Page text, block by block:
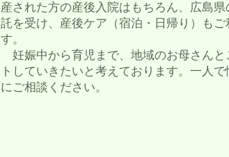
産された方の産後入院はもちろん、広島
託を受け、産後ケア（宿泊・日帰り）もご
す。
妊娠中から育児まで、地域のお母さんと
トしていきたいと考えております。一人
にご相談ください。